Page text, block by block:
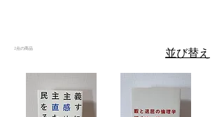
2点の商品 並び替え